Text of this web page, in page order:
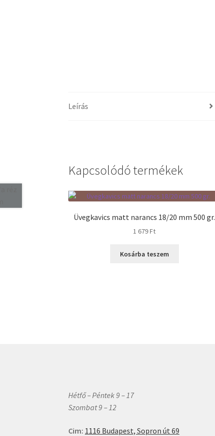
Leírás
Kapcsolódó termékek
Üvegkavics matt narancs 18/20 mm 500 gr.
1 679Ft
Kosárba teszem
Hétfő – Péntek 9 – 17
Szombat 9 – 12
Cim: 1116 Budapest, Sopron út 69